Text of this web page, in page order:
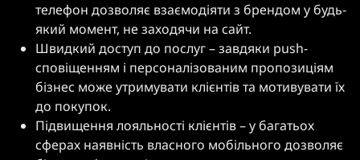
телефон дозволяє взаємодіяти з брендом у будь-
який момент, не заходячи на сайт.
Швидкий доступ до послуг – завдяки push-
сповіщенням і персоналізованим пропозиціям
бізнес може утримувати клієнтів та мотивувати їх
до покупок.
Підвищення лояльності клієнтів – у багатьох
сферах наявність власного мобільного дозволяє